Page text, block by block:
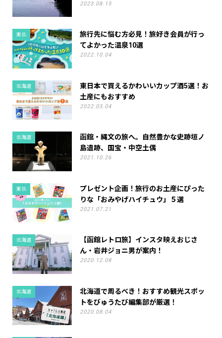
2023.08.15
東北
旅行先に悩む方必見！旅好き会員が行っ
てよかった温泉10選
2022.10.04
北海道
東日本で買えるかわいいカップ酒5選！お
土産にもおすすめ
2022.03.04
北海道
函館・縄文の旅へ。自然豊かな史跡垣ノ
島遺跡、国宝・中空土偶
2021.10.26
東北
プレゼント企画！旅行のお土産にぴった
りな「おみやげハイチュウ」５選
2021.07.21
北海道
【函館レトロ旅】インスタ映えおじさ
ん・岩井ジョニ男が案内！
2020.12.08
北海道
北海道で周るべき！おすすめ観光スポッ
トをびゅうたび編集部が厳選！
2020.08.04